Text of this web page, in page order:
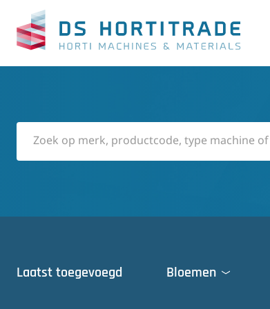
Laatst toegevoegd Bloemen